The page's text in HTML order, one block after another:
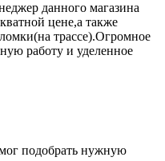
данного магазина
цене,а также
трассе).Огромное
работу и уделенное
подобрать нужную